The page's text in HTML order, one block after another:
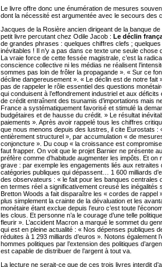
Le livre offre donc une énumération de mesures
dont la nécessité est argumentée avec le secours des
Jacques de la Rosière ancien dirigeant de la banque
petit livre percutant chez Odile Jacob : Le déclin
de grandes phrases : quelques chiffres clefs ;
inévitables ! Il n’y a pas dans ce texte une seule chose
La vraie force de cette fessée magistrale, c’est la
conscience collective ni les médias ne réalisent
sommes pas loin de frôler la propagande ». « Sur ce
décline dangereusement ». « Le déclin est de notre fait
pas de rappeler le rôle essentiel des questions
qui conduisent à l’effondrement industriel et aux
de crédit entraînent des tsunamis d’importations mais
France a systématiquement favorisé et stimulé la
budgétaires et de hausse du crédit. » Le résultat
paiements ». Après avoir rappelé tous les chiffres
que nous menons depuis des lustres, il cite Eurostats :
entièrement structurel », par accumulation « de
conjoncture ». Du coup « la croissance est
faut frapper. On voit que le projet Barnier ne présente
préfère comme d’habitude augmenter les impôts. Et
grave : par exemple les engagements liés aux retraites
catégories publiques qui dépassent… 1 600 milliards
des observateurs : « le fait pour les banques centrales
en termes réel a significativement creusé les inégalités
Bretton Woods a fait disparaître les « cordes de rappel
plus simplement la crainte de la dévaluation et les
monétaire étant exclue depuis l’euro c’est toute
les clous. Et personne n’a le courage d’une telle
fleurir ». L’accident Macron a marqué le sommet du
qui est en pleine actualité : « Nos dépenses publiques
réduites à 1 293 milliards d’euros ». Notons également
hommes politiques par l’extension des politiques
est capable de distribuer de l’argent à tout va.
La lecture ne serait-ce que de ces trois livres interdit